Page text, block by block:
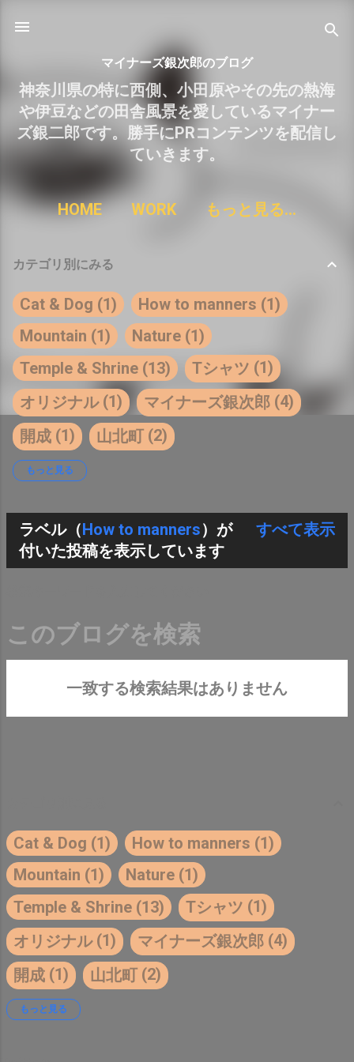
マイナーズ銀次郎のブログ
神奈川県の特に西側、小田原やその先の熱海
や伊豆などの田舎風景を愛しているマイナー
ズ銀二郎です。勝手にPRコンテンツを配信し
ていきます。
HOME WORK もっと見る…
カテゴリ別にみる
Cat & Dog 1 How to manners 1
Mountain 1 Nature 1
Temple & Shrine 13 Tシャツ 1
オリジナル 1 マイナーズ銀次郎 4
開成 1 山北町 2
勝手にPR
箱根 2 変なTシャツ 1
もっと見る
投
ラベル（How to manners）が
付いた投稿を表示しています
すべて表示
一致する検索結果はありません
Cat & Dog 1 How to manners 1
Mountain 1 Nature 1
Temple & Shrine 13 Tシャツ 1
オリジナル 1 マイナーズ銀次郎 4
開成 1 山北町 2
勝手にPR
もっと見る